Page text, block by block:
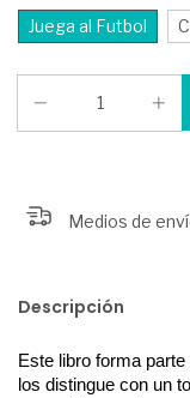
Juega al Futbol
Medios de
Descripción
Este libro forma
los distingue con un